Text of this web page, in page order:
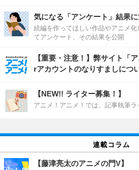
気になる「アンケート」結果に
続編を作ってほしい作品やアニメ
てアンケート、その結果を公開
【重要・注意！】弊サイト「
rアカウントのなりすましにつ
【NEW!! ライター募集！】
アニメ！アニメ！では、記事執筆ラ
連載コラム
【藤津亮太のアニメの門V】